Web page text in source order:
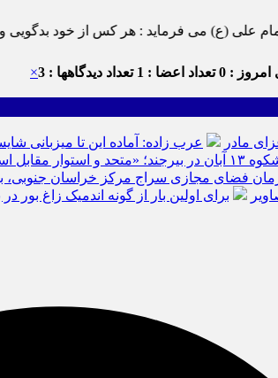
کس از خود بدگویی و انتقاد کند٬ خود را اصلاح کرده و هر کس خودستایی نماید٬ پس به تحقیق خویش را تباه نموده است.
: 0 تعداد اعضا : 1 تعداد دیدگاهها : 3 ×
مادر
عرب زاده: آماده این تا میزبانی
استکبار» + تصاویر
فضای مجازی سراج مرکز خراسان جنوبی، با
برای اولین بار از گونه اندمیک زاغ